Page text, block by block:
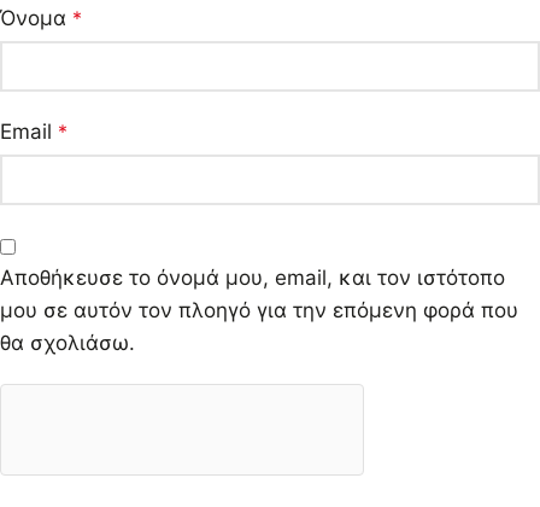
Όνομα *
Email *
Αποθήκευσε το όνομά μου, email, και τον ιστότοπο
μου σε αυτόν τον πλοηγό για την επόμενη φορά που
θα σχολιάσω.